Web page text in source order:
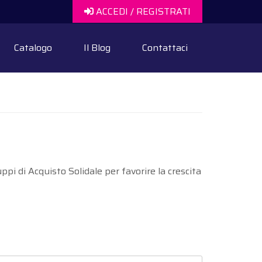
ACCEDI / REGISTRATI
Catalogo Il Blog Contattaci
di Acquisto Solidale per favorire la crescita